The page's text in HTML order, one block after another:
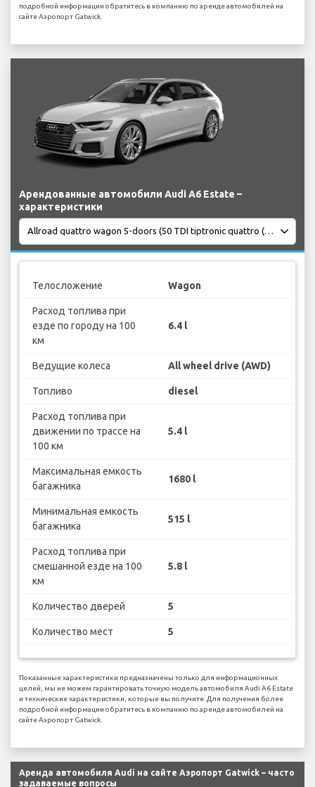
подробной информации обратитесь в компанию по аренде автомобилей на
сайте Аэропорт Gatwick.
Арендованные автомобили Audi A6 Estate –
характеристики
Телосложение Wagon
Расход топлива при
езде по городу на 100
км
6.4 l
Ведущие колеса All wheel drive (AWD)
Топливо diesel
Расход топлива при
движении по трассе на
100 км
5.4 l
Максимальная емкость
багажника
1680 l
Минимальная емкость
багажника
515 l
Расход топлива при
смешанной езде на 100
км
5.8 l
Количество дверей 5
Количество мест 5
Показанные характеристики предназначены только для информационных
целей, мы не можем гарантировать точную модель автомобиля Audi A6 Estate
и технические характеристики, которые вы получите. Для получения более
подробной информации обратитесь в компанию по аренде автомобилей на
сайте Аэропорт Gatwick.
Аренда автомобиля Audi на сайте Аэропорт Gatwick – часто
задаваемые вопросы